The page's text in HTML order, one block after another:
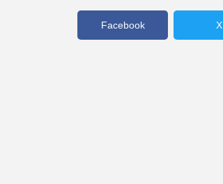
Facebook X